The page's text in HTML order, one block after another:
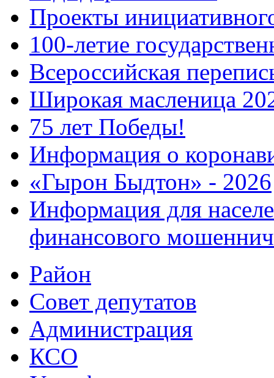
Проекты
100-летие
Всероссийская
Широкая масленица
75 лет Победы!
Информация о
«Гырон Быдтон» - 2026
Информация для
финансового
Район
Совет депутатов
Администрация
КСО